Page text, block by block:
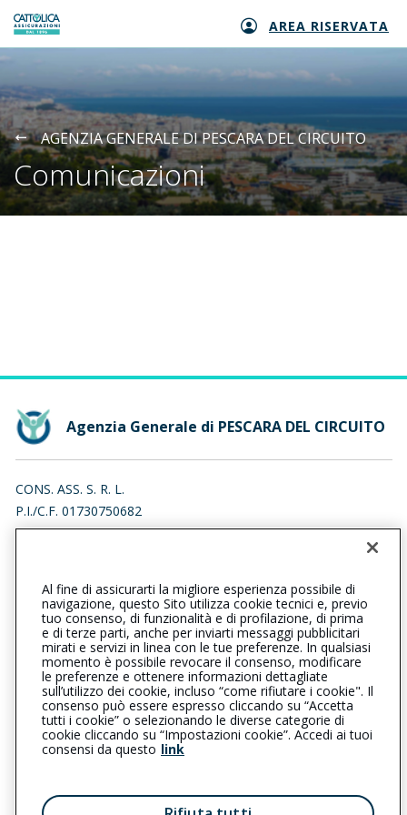
Generali logo AREA RISERVATA
AGENZIA GENERALE DI PESCARA DEL CIRCUITO
Comunicazioni
Agenzia Generale di PESCARA DEL CIRCUITO
CONS. ASS. S. R. L.
P.I./C.F. 01730750682
VIA DEL CIRCUITO 137, 65124 PESCARA (PE)
0852056428 0854294216
pescaradelcircuito@cattolica.it
cons.ass@legalmail.it
L’intermediario è soggetto al controllo dell’IVASS. Consulta il
Registro RUI al seguentelink
Privacy | Cookie | Il Gruppo Generali
Al fine di assicurarti la migliore esperienza possibile di
navigazione, questo Sito utilizza cookie tecnici e, previo
tuo consenso, di funzionalità e di profilazione, di prima
e di terze parti, anche per inviarti messaggi pubblicitari
mirati e servizi in linea con le tue preferenze. In qualsiasi
momento è possibile revocare il consenso, modificare
le preferenze e ottenere informazioni dettagliate
sull’utilizzo dei cookie, incluso “come rifiutare i cookie". Il
consenso può essere espresso cliccando su “Accetta
tutti i cookie” o selezionando le diverse categorie di
cookie cliccando su “Impostazioni cookie”. Accedi ai tuoi
consensi da questo link